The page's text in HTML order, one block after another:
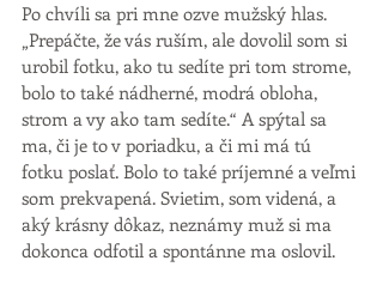
Po chvíli sa pri mne ozve mužský hlas.
„Prepáčte, že vás ruším, ale dovolil som si
urobil fotku, ako tu sedíte pri tom strome,
bolo to také nádherné, modrá obloha,
strom a vy ako tam sedíte.“ A spýtal sa
ma, či je to v poriadku, a či mi má tú
fotku poslať. Bolo to také príjemné a veľmi
som prekvapená. Svietim, som videná, a
aký krásny dôkaz, neznámy muž si ma
dokonca odfotil a spontánne ma oslovil.